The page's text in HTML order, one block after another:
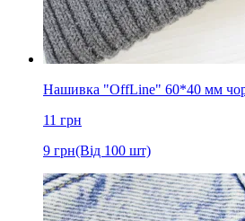
Нашивка "OffLine" 60*40 мм
11 грн
9 грн(Від 100 шт)